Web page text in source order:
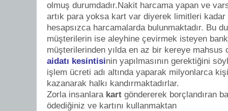
olmuş durumdadır.Nakit harcama yapan ve
artık para yoksa kart var diyerek limitleri
hesapsızca harcamalarda bulunmaktadır. Bu
müşterilerin ise aleyhine çevirmek isteyen
müşterilerinden yılda en az bir kereye
aidatı kesintisinin yapılmasının gerektiğini
işlem ücreti adı altında yaparak milyonlarca
kazanarak halkı kandırmaktadırlar.
Zorla insanlara kart göndererek borçlandıran
ödediğiniz ve kartını kullanmaktan